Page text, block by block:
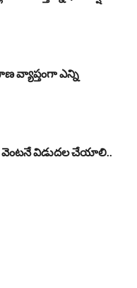
వ్యాప్తంగా ఎన్ని
వెంటనే విడుదల చేయాలి..